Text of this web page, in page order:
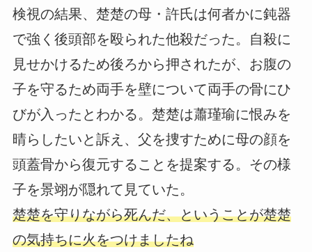
検視の結果、楚楚の母・許氏は何者かに鈍器
で強く後頭部を殴られた他殺だった。自殺に
見せかけるため後ろから押されたが、お腹の
子を守るため両手を壁について両手の骨にひ
びが入ったとわかる。楚楚は蕭瑾瑜に恨みを
晴らしたいと訴え、父を捜すために母の顔を
頭蓋骨から復元することを提案する。その様
子を景翊が隠れて見ていた。
楚楚を守りながら死んだ、ということが楚楚
の気持ちに火をつけましたね